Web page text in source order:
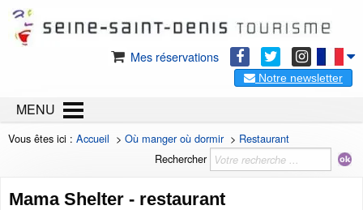
Mes réservations
Notre newsletter
MENU
Vous êtes ici : Accueil > Où manger où dormir> Restaurant
Rechercher
Mama Shelter - restaurant